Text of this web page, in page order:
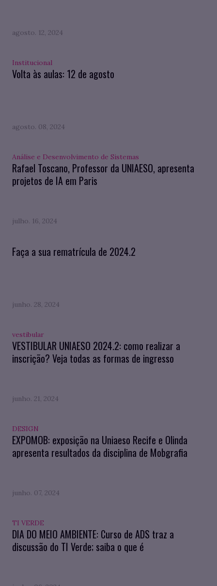
agosto. 12, 2024
Institucional
Volta às aulas: 12 de agosto
agosto. 08, 2024
Análise e Desenvolvimento de Sistemas
Rafael Toscano, Professor da UNIAESO, apresenta
projetos de IA em Paris
julho. 16, 2024
Faça a sua rematrícula de 2024.2
junho. 28, 2024
vestibular
VESTIBULAR UNIAESO 2024.2: como realizar a
inscrição? Veja todas as formas de ingresso
junho. 21, 2024
DESIGN
EXPOMOB: exposição na Uniaeso Recife e Olinda
apresenta resultados da disciplina de Mobgrafia
junho. 07, 2024
TI VERDE
DIA DO MEIO AMBIENTE: Curso de ADS traz a
discussão do TI Verde; saiba o que é